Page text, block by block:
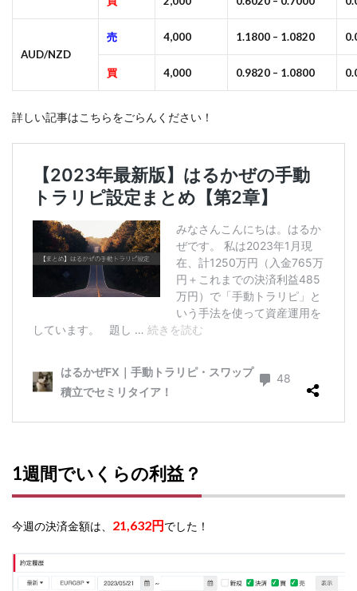
AUD/NZD
売 4,000 1.1800 – 1.0820
買 4,000 0.9820 – 1.0800
詳しい記事はこちらをごらんください！
1週間でいくらの利益？
今週の決済金額は、 21,632円でした！